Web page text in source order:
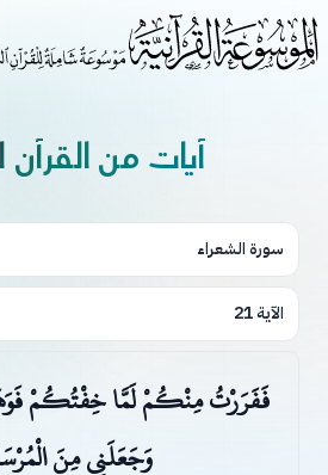
آيات من القرآن
سورة الشعراء
الآية 21
فَفَرَرْتُ مِنْكُمْ لَمَّا خِفْتُكُمْ
وَجَعَلَنِي مِنَ